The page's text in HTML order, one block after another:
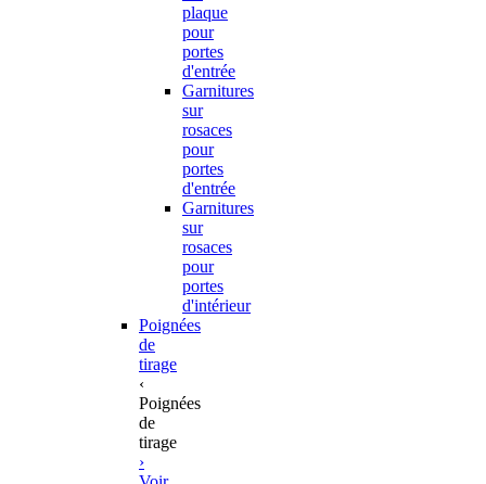
plaque
pour
portes
d'entrée
Garnitures
sur
rosaces
pour
portes
d'entrée
Garnitures
sur
rosaces
pour
portes
d'intérieur
Poignées
de
tirage
‹
Poignées
de
tirage
›